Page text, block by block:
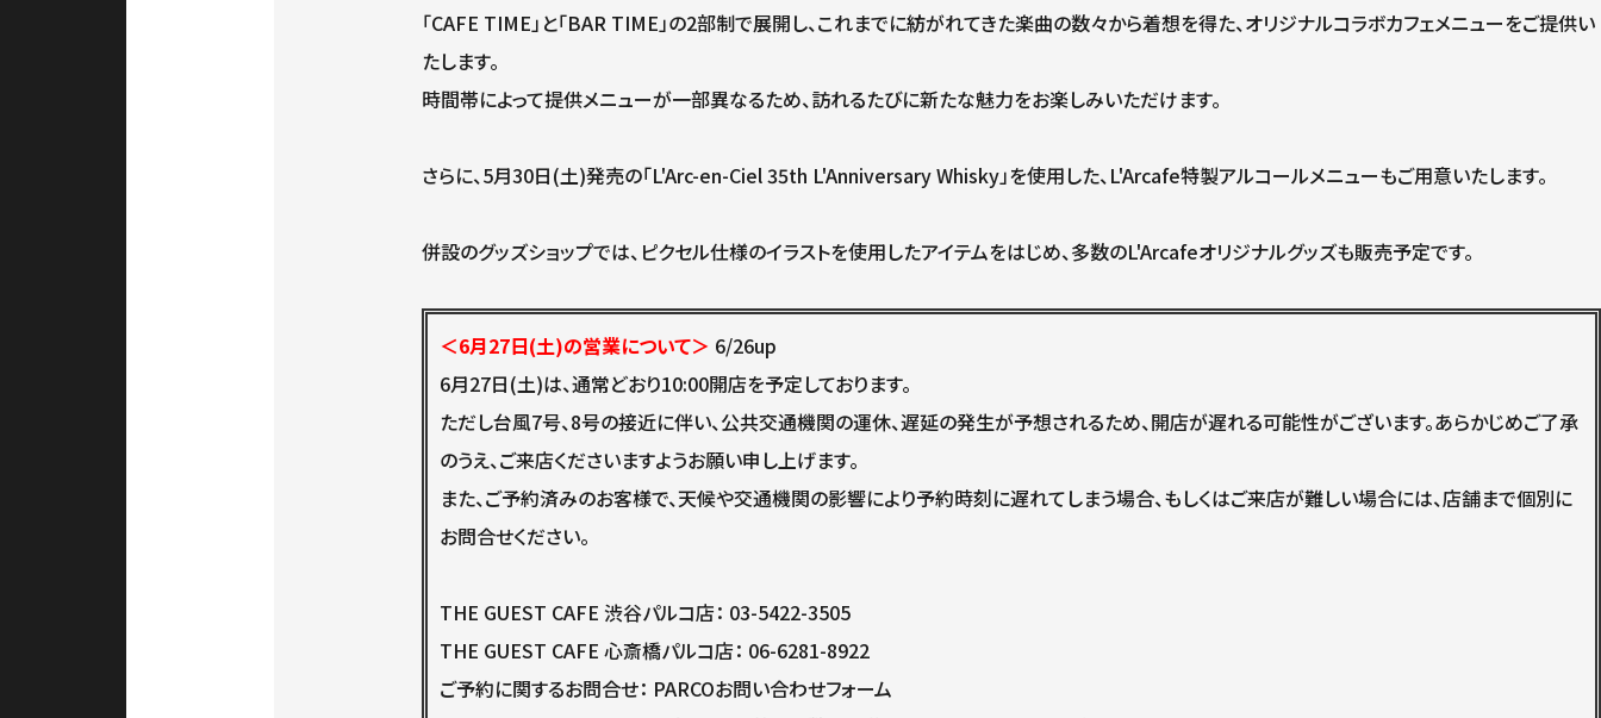
「CAFE TIME」と「BAR TIME」の2部制で展開し、これまでに紡がれてきた楽曲の数々から着想を得た、オリジナルコラボカフェメニューをご提供い
たします。
時間帯によって提供メニューが一部異なるため、訪れるたびに新たな魅力をお楽しみいただけます。
さらに、5月30日(土)発売の「L'Arc-en-Ciel 35th L'Anniversary Whisky」を使用した、L'Arcafe特製アルコールメニューもご用意いたします。
併設のグッズショップでは、ピクセル仕様のイラストを使用したアイテムをはじめ、多数のL'Arcafeオリジナルグッズも販売予定です。
＜6月27日(土)の営業について＞ 6/26up
6月27日(土)は、通常どおり10:00開店を予定しております。
ただし台風7号、8号の接近に伴い、公共交通機関の運休、遅延の発生が予想されるため、開店が遅れる可能性がございます。あらかじめご了承
のうえ、ご来店くださいますようお願い申し上げます。
また、ご予約済みのお客様で、天候や交通機関の影響により予約時刻に遅れてしまう場合、もしくはご来店が難しい場合には、店舗まで個別に
お問合せください。
THE GUEST CAFE 渋谷パルコ店： 03-5422-3505
THE GUEST CAFE 心斎橋パルコ店： 06-6281-8922
ご予約に関するお問合せ： PARCOお問い合わせフォーム